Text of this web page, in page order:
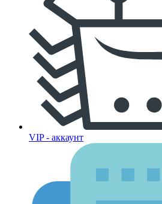
VIP - аккаунт